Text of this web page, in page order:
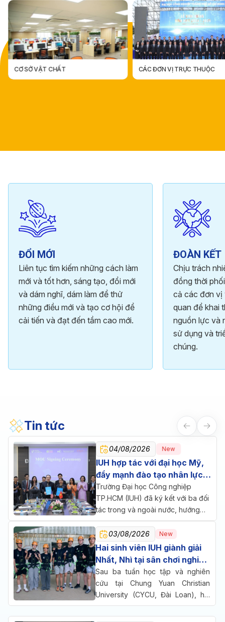
CƠ SỞ VẬT CHẤT CÁC ĐƠN VỊ TRỰC THUỘC
ĐỔI MỚI
Liên tục tìm kiếm những cách làm
mới và tốt hơn, sáng tạo, đổi mới
và dám nghĩ, dám làm để thử
những điều mới và tạo cơ hội để
cải tiến và đạt đến tầm cao mới.
ĐOÀN KẾT
Chịu trách
đồng thời
cả các đơn vị
quan để khai
nguồn lực và
sử dụng và
chúng.
Tin tức
04/08/2026 New
IUH hợp tác với đại học Mỹ,
đẩy mạnh đào tạo nhân lực
chăm sóc sức khỏe
Trường Đại học Công nghiệp
TP.HCM (IUH) đã ký kết với ba đối
tác trong và ngoài nước, hướng
đến một mục tiêu chung: đưa đào
tạo, nghiên cứu và doanh nghiệp
cùng ngồi lại giải bài toán nhân lực
cho ngành chăm sóc sức khỏe.
03/08/2026 New
Hai sinh viên IUH giành giải
Nhất, Nhì tại sân chơi nghiên
cứu quốc tế ở Đài Loan
Sau ba tuần học tập và nghiên
cứu tại Chung Yuan Christian
University (CYCU, Đài Loan), hai
sinh viên Trường Đại học Công
nghiệp TP.HCM (IUH) đã cùng